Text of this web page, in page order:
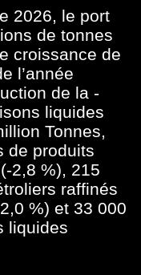
2026, le port
de tonnes
croissance de
l’année
de la -
liquides
Tonnes,
de produits
2,8 %), 215
raffinés
%) et 33 000
liquides